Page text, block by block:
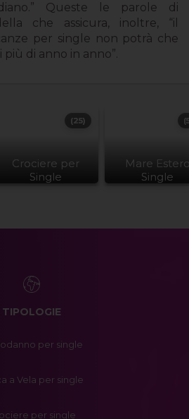
Queste le parole di
che assicura, inoltre, “il
per single non potrà che
di anno in anno”.
Crociere per
Single
(25)
Mare
Single
TIPOLOGIE
per single
a Vela per single
per single